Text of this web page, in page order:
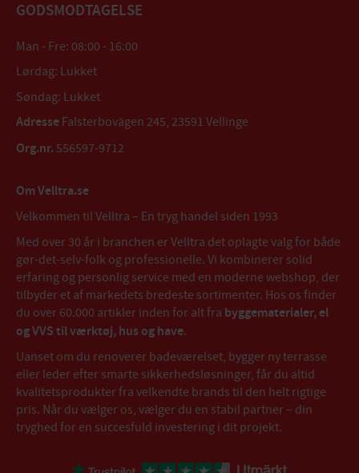
GODSMODTAGELSE
Man - Fre: 08:00 - 16:00
Lørdag: Lukket
Søndag: Lukket
Adresse Falsterbovägen 245, 23591 Vellinge
Org.nr. 556597-9712
Om Velltra.se
Velkommen til Velltra – En tryg handel siden 1993
Med over 30 år i branchen er Velltra det oplagte valg for både
gør-det-selv-folk og professionelle. Vi kombinerer solid
erfaring og personlig service med en moderne webshop, der
tilbyder et af markedets bredeste sortimenter. Hos os finder
du over 60.000 artikler inden for alt fra byggematerialer, el
og VVS til værktøj, hus og have.
Uanset om du renoverer badeværelset, bygger ny terrasse
eller leder efter smarte sikkerhedsløsninger, får du altid
kvalitetsprodukter fra velkendte brands til den helt rigtige
pris. Når du vælger os, vælger du en stabil partner – din
tryghed for en succesfuld investering i dit projekt.